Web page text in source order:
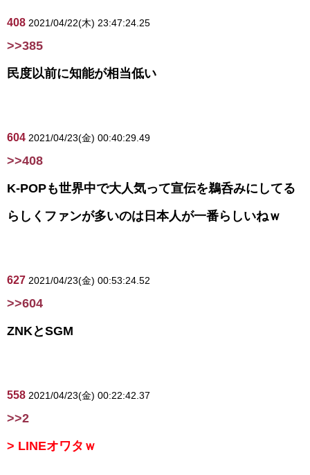
408 2021/04/22(木) 23:47:24.25
>>385
民度以前に知能が相当低い
604 2021/04/23(金) 00:40:29.49
>>408
K-POPも世界中で大人気って宣伝を鵜呑みにしてる
らしくファンが多いのは日本人が一番らしいねｗ
627 2021/04/23(金) 00:53:24.52
>>604
ZNKとSGM
558 2021/04/23(金) 00:22:42.37
>>2
> LINEオワタｗ